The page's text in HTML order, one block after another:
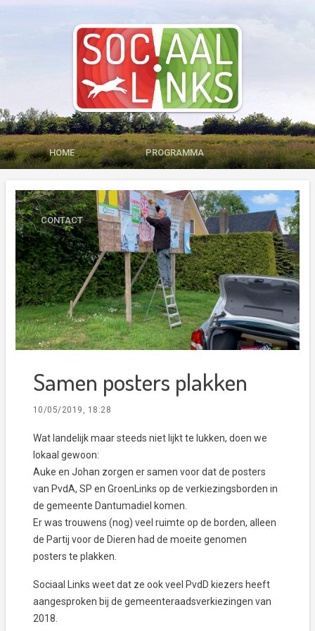
HOME PROGRAMMA
CONTACT
Samen posters plakken
10/05/2019, 18:28
Wat landelijk maar steeds niet lijkt te lukken, doen we
lokaal gewoon:
Auke en Johan zorgen er samen voor dat de posters
van PvdA, SP en GroenLinks op de verkiezingsborden in
de gemeente Dantumadiel komen.
Er was trouwens (nog) veel ruimte op de borden, alleen
de Partij voor de Dieren had de moeite genomen
posters te plakken.
Sociaal Links weet dat ze ook veel PvdD kiezers heeft
aangesproken bij de gemeenteraadsverkiezingen van
2018.